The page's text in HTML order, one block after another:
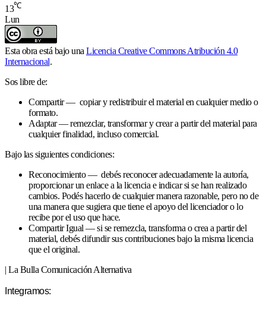
13℃
Lun
Esta obra está bajo una Licencia Creative Commons Atribución 4.0
Internacional.
Sos libre de:
Compartir — copiar y redistribuir el material en cualquier medio o
formato.
Adaptar — remezclar, transformar y crear a partir del material para
cualquier finalidad, incluso comercial.
Bajo las siguientes condiciones:
Reconocimiento — debés reconocer adecuadamente la autoría,
proporcionar un enlace a la licencia e indicar si se han realizado
cambios. Podés hacerlo de cualquier manera razonable, pero no de
una manera que sugiera que tiene el apoyo del licenciador o lo
recibe por el uso que hace.
Compartir Igual — si se remezcla, transforma o crea a partir del
material, debés difundir sus contribuciones bajo la misma licencia
que el original.
| La Bulla Comunicación Alternativa
Integramos: